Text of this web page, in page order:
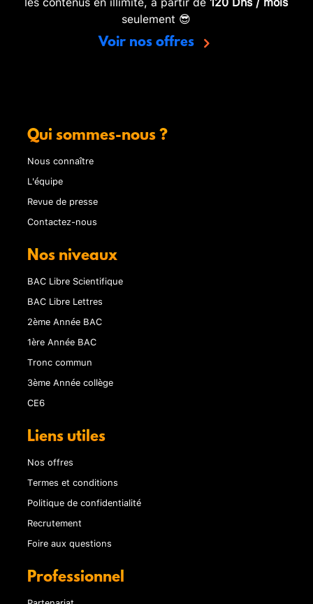
seulement 😎
Voir nos offres
Qui sommes-nous ?
Nous connaître
L'équipe
Revue de presse
Contactez-nous
Nos niveaux
BAC Libre Scientifique
BAC Libre Lettres
2ème Année BAC
1ère Année BAC
Tronc commun
3ème Année collège
CE6
Liens utiles
Nos offres
Termes et conditions
Politique de confidentialité
Recrutement
Foire aux questions
Professionnel